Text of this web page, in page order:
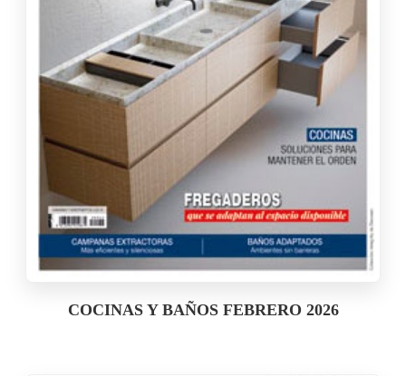
COCINAS Y BAÑOS FEBRERO 2026